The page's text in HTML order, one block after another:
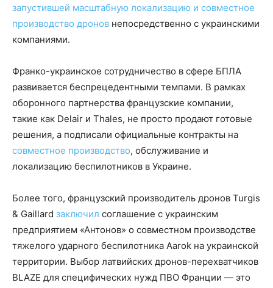
запустившей масштабную локализацию и совместное
производство дронов непосредственно с украинскими
компаниями.
Франко-украинское сотрудничество в сфере БПЛА
развивается беспрецедентными темпами. В рамках
оборонного партнерства французские компании,
такие как Delair и Thales, не просто продают готовые
решения, а подписали официальные контракты на
совместное производство, обслуживание и
локализацию беспилотников в Украине.
Более того, французский производитель дронов Turgis
& Gaillard заключил соглашение с украинским
предприятием «Антонов» о совместном производстве
тяжелого ударного беспилотника Aarok на украинской
территории. Выбор латвийских дронов-перехватчиков
BLAZE для специфических нужд ПВО Франции — это